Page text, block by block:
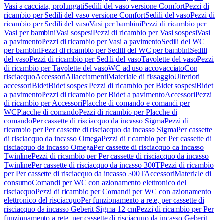
Vasi a cacciata, prolungatiSedili del vaso versione ComfortPezzi di
ricambio per Sedili del vaso versione ComfortSedili del vasoPezzi di
ricambio per Sedili del vasoVasi per bambiniPezzi di ricambio per
Vasi per bambiniVasi sospesiPezzi di ricambio per Vasi sospesiVasi
a pavimentoPezzi di ricambio per Vasi a pavimentoSedili del WC
per bambiniPezzi di ricambio per Sedili del WC per bambiniSedili
del vasoPezzi di ricambio per Sedili del vasoTavolette del vasoPezzi
di ricambio per Tavolette del vasoWC ad uso accovacciatoCon
risciacquoAccessoriAllacciamentiMateriale di fissaggioUlteriori
accessoriBidetBidet sospesiPezzi di ricambio per Bidet sospesiBidet
a pavimentoPezzi di ricambio per Bidet a pavimentoAccessoriPezzi
di ricambio per AccessoriPlacche di comando e comandi per
WCPlacche di comandoPezzi di ricambio per Placche di
comandoPer cassette di risciacquo da incasso SigmaPezzi di
ricambio per Per cassette di risciacquo da incasso SigmaPer cassette
di risciacquo da incasso OmegaPezzi di ricambio per Per cassette di
risciacquo da incasso OmegaPer cassette di risciacquo da incasso
TwinlinePezzi di ricambio per Per cassette di risciacquo da incasso
TwinlinePer cassette di risciacquo da incasso 300TPezzi di ricambio
per Per cassette di risciacquo da incasso 300TAccessoriMateriale di
consumoComandi per WC con azionamento elettronico del
risciacquoPezzi di ricambio per Comandi per WC con azionamento
elettronico del risciacquoPer funzionamento a rete, per cassette di
risciacquo da incasso Geberit Sigma 12 cmPezzi di ricambio per Per
funzionamento a rete, per cassette di risciacquo da incasso Geberit